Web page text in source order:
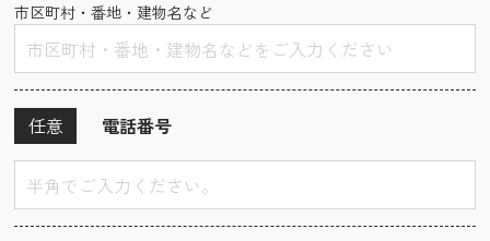
市区町村・番地・建物名など
電話番号
任意